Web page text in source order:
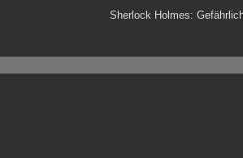
Sherlock Holmes: